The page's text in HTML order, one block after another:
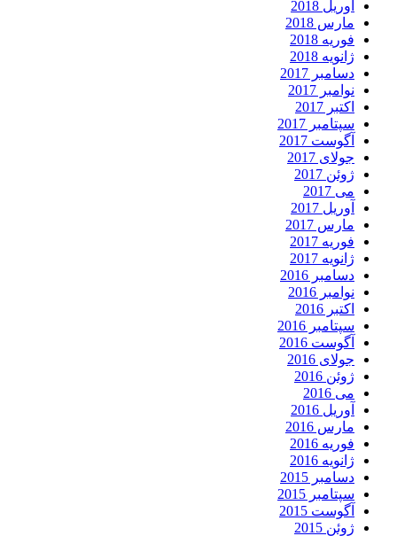
آوریل 2018
مارس 2018
فوریه 2018
ژانویه 2018
دسامبر 2017
نوامبر 2017
اکتبر 2017
سپتامبر 2017
آگوست 2017
جولای 2017
ژوئن 2017
می 2017
آوریل 2017
مارس 2017
فوریه 2017
ژانویه 2017
دسامبر 2016
نوامبر 2016
اکتبر 2016
سپتامبر 2016
آگوست 2016
جولای 2016
ژوئن 2016
می 2016
آوریل 2016
مارس 2016
فوریه 2016
ژانویه 2016
دسامبر 2015
سپتامبر 2015
آگوست 2015
ژوئن 2015